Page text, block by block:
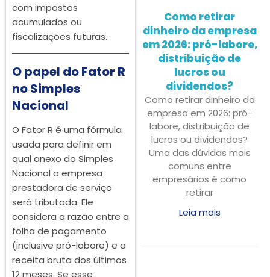
com impostos
acumulados ou
fiscalizações futuras.
O papel do Fator R
no Simples
Nacional
O Fator R é uma fórmula
usada para definir em
qual anexo do Simples
Nacional a empresa
prestadora de serviço
será tributada. Ele
considera a razão entre a
folha de pagamento
(inclusive pró-labore) e a
receita bruta dos últimos
12 meses. Se esse
Como retirar
dinheiro da empresa
em 2026: pró-labore,
distribuição de
lucros ou
dividendos?
Como retirar dinheiro da
empresa em 2026: pró-
labore, distribuição de
lucros ou dividendos?
Uma das dúvidas mais
comuns entre
empresários é como
retirar
Leia mais